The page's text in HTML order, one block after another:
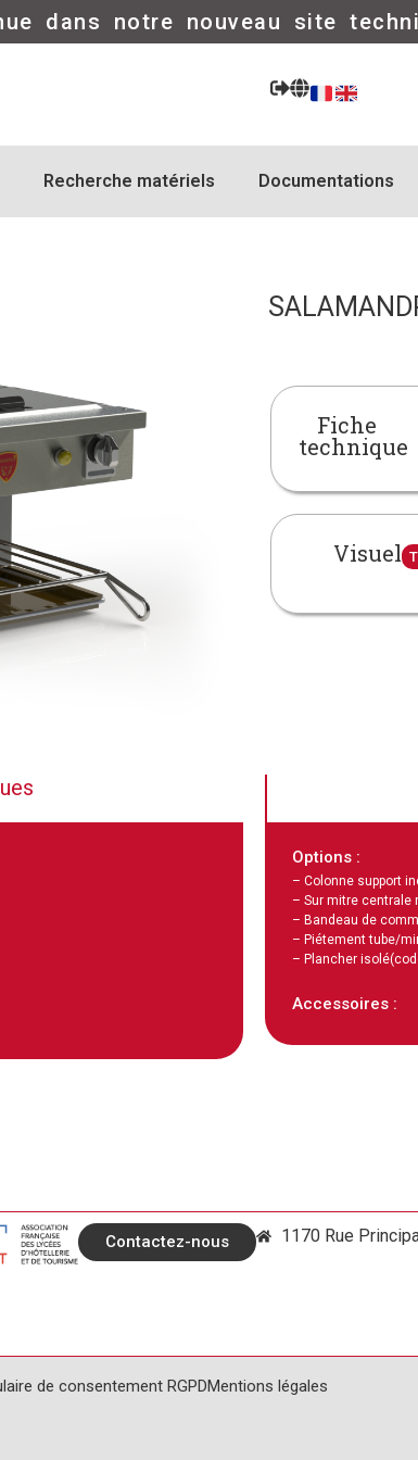
dans notre nouveau site
Recherche matériels Documentations
Fiche
technique
Visuel
Options :
– Colonne support
– Sur mitre centrale
– Bandeau de
– Piétement tube/
– Plancher isolé
Accessoires :
Contactez-nous 1170 Rue
de consentement RGPDMentions légales